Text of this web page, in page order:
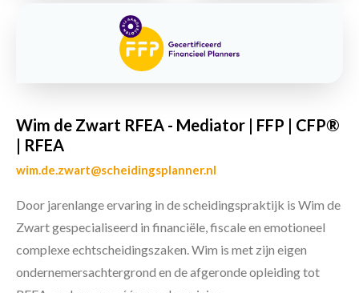
Wim de Zwart RFEA - Mediator | FFP | CFP®
| RFEA
wim.de.zwart@scheidingsplanner.nl
Door jarenlange ervaring in de scheidingspraktijk is Wim de
Zwart gespecialiseerd in financiële, fiscale en emotioneel
complexe echtscheidingszaken. Wim is met zijn eigen
ondernemersachtergrond en de afgeronde opleiding tot